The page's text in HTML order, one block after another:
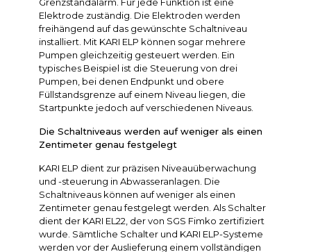
Elektrode zuständig. Die Elektroden werden
freihängend auf das gewünschte Schaltniveau
installiert. Mit KARI ELP können sogar mehrere
Pumpen gleichzeitig gesteuert werden. Ein
typisches Beispiel ist die Steuerung von drei
Pumpen, bei denen Endpunkt und obere
Füllstandsgrenze auf einem Niveau liegen, die
Startpunkte jedoch auf verschiedenen Niveaus.
Die Schaltniveaus werden auf weniger als einen
Zentimeter genau festgelegt
KARI ELP dient zur präzisen Niveauüberwachung
und -steuerung in Abwasseranlagen. Die
Schaltniveaus können auf weniger als einen
Zentimeter genau festgelegt werden. Als Schalter
dient der KARI EL22, der von SGS Fimko zertifiziert
wurde. Sämtliche Schalter und KARI ELP-Systeme
werden vor der Auslieferung einem vollständigen